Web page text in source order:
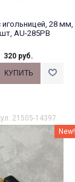
игольницей, 28 мм,
AU-285PB
320 руб.
21505-14397
New!